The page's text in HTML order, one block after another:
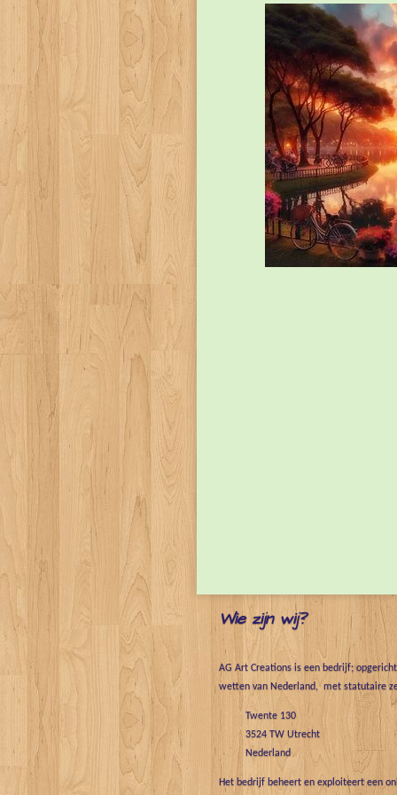
Wie zijn wij?
AG Art Creations is een bedrijf;
wetten van Nederland, met statutaire
Twente 130
3524 TW Utrecht
Nederland
Het bedrijf beheert en exploiteert een